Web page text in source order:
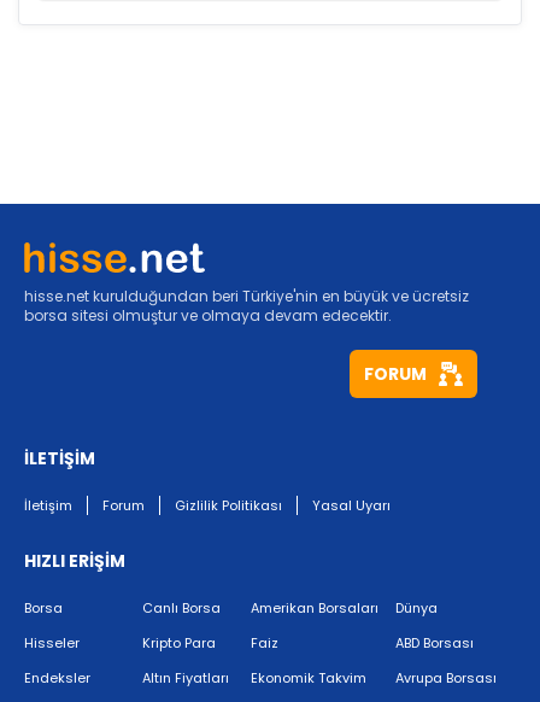
hisse.net kurulduğundan beri Türkiye'nin en büyük ve ücretsiz
borsa sitesi olmuştur ve olmaya devam edecektir.
FORUM
İLETİŞİM
İletişim Forum Gizlilik Politikası Yasal Uyarı
HIZLI ERİŞİM
Borsa
Hisseler
Endeksler
Canlı Borsa
Kripto Para
Altın Fiyatları
Amerikan Borsaları
Faiz
Ekonomik Takvim
Dünya
ABD Borsası
Avrupa Borsası